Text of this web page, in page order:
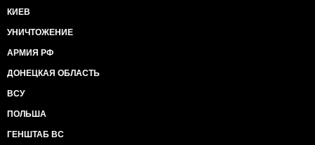
КИЕВ
УНИЧТОЖЕНИЕ
АРМИЯ РФ
ДОНЕЦКАЯ ОБЛАСТЬ
ВСУ
ПОЛЬША
ГЕНШТАБ ВС